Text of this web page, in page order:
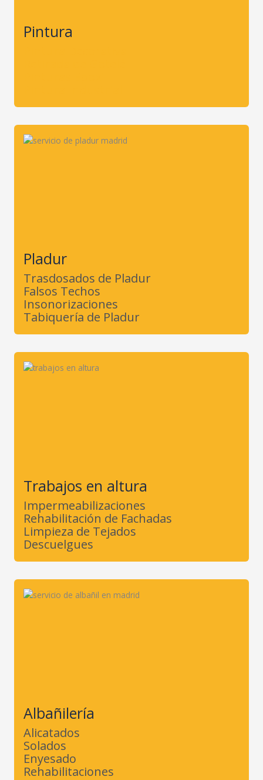
Pintura
Pladur
Trasdosados de Pladur
Falsos Techos
Insonorizaciones
Tabiquería de Pladur
Trabajos en altura
Impermeabilizaciones
Rehabilitación de Fachadas
Limpieza de Tejados
Descuelgues
Albañilería
Alicatados
Solados
Enyesado
Rehabilitaciones